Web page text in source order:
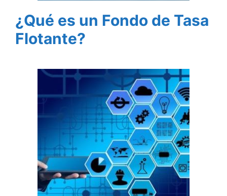
¿Qué es un Fondo de Tasa
Flotante?